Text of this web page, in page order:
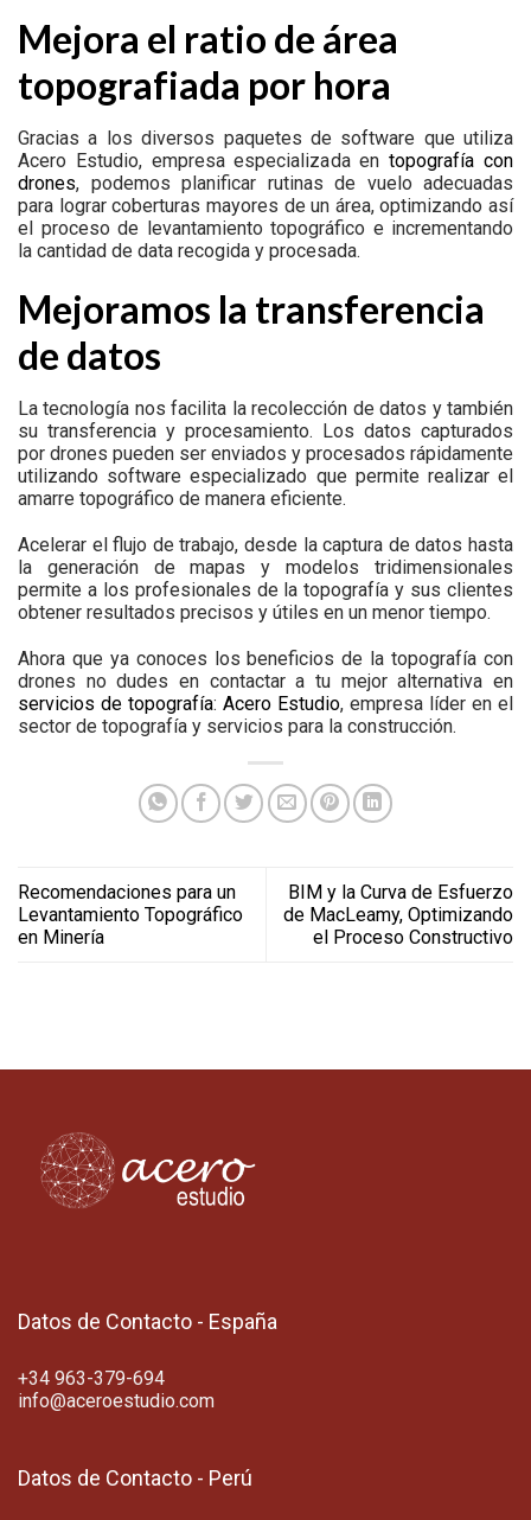
Mejora el ratio de área
topografiada por hora
Gracias a los diversos paquetes de software que utiliza
Acero Estudio, empresa especializada entopografía con
drones, podemos planificar rutinas de vuelo adecuadas
para lograr coberturas mayores de un área, optimizando así
el proceso de levantamiento topográfico e incrementando
la cantidad de data recogida y procesada.
Mejoramos la transferencia
de datos
La tecnología nos facilita la recolección de datos y también
su transferencia y procesamiento. Los datos capturados
por drones pueden ser enviados y procesados rápidamente
utilizando software especializado que permite realizar el
amarre topográfico de manera eficiente.
Acelerar el flujo de trabajo, desde la captura de datos hasta
la generación de mapas y modelos tridimensionales
permite a los profesionales de la topografía y sus clientes
obtener resultados precisos y útiles en un menor tiempo.
Ahora que ya conoces los beneficios de la topografía con
drones no dudes en contactar a tu mejor alternativa en
servicios de topografía: Acero Estudio, empresa líder en el
sector de topografía y servicios para la construcción.
Recomendaciones para un
Levantamiento Topográfico
en Minería
BIM y la Curva de Esfuerzo
de MacLeamy, Optimizando
el Proceso Constructivo
Datos de Contacto - España
+34 963-379-694
info@aceroestudio.com
Datos de Contacto - Perú